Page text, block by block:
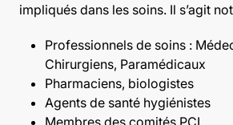
impliqués dans les soins. Il s’agit
Professionnels de soins :
Chirurgiens, Paramédicaux
Pharmaciens, biologistes
Agents de santé hygiénistes
Membres des comités PCI